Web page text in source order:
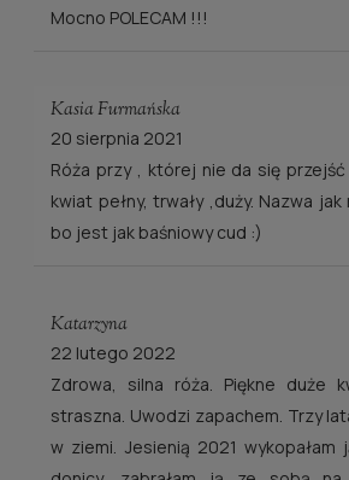
Mocno POLECAM !!!
Kasia Furmańska
20 sierpnia 2021
Róża przy , której nie da się
kwiat pełny, trwały ,duży. Nazwa
bo jest jak baśniowy cud :)
Katarzyna
22 lutego 2022
Zdrowa, silna róża. Piękne duże
straszna. Uwodzi zapachem. Trzy
w ziemi. Jesienią 2021 wykopałam